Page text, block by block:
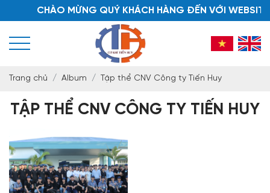
CHÀO MỪNG QUÝ KHÁCH HÀNG ĐẾN VỚI WEBSITE
Trang chủ Album Tập thể CNV Công ty Tiến Huy
TẬP THỂ CNV CÔNG TY TIẾN HUY